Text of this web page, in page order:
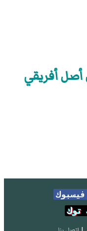
أصل أفريقي
فيسبوك
توك